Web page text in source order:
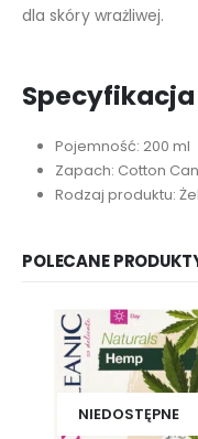
dla skóry wrażliwej.
Specyfikacja
Pojemność: 200 ml
Zapach: Cotton
Rodzaj produktu:
POLECANE
NIEDOSTĘPNE